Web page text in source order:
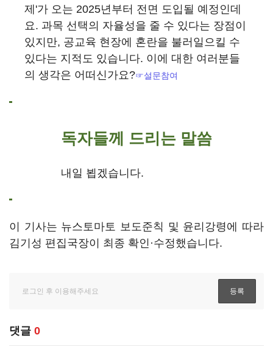
제'가 오는 2025년부터 전면 도입될 예정인데
요. 과목 선택의 자율성을 줄 수 있다는 장점이
있지만, 공교육 현장에 혼란을 불러일으킬 수
있다는 지적도 있습니다. 이에 대한 여러분들
의 생각은 어떠신가요?☞설문참여
독자들께 드리는 말씀
내일 뵙겠습니다.
이 기사는 뉴스토마토 보도준칙 및 윤리강령에 따라
김기성 편집국장이 최종 확인·수정했습니다.
댓글 0